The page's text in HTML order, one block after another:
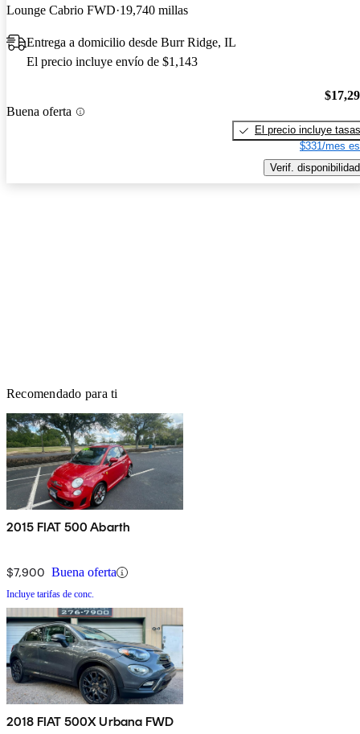
Lounge Cabrio FWD 19,740 millas
Entrega a domicilio desde Burr Ridge, IL
El precio incluye envío de $1,143
Buena oferta
El precio incluye tasas
$331/mes
Verif. disponibilidad
Recomendado para ti
2015 FIAT 500 Abarth
$7,900 Buena oferta
Incluye tarifas de conc.
2018 FIAT 500X Urbana FWD